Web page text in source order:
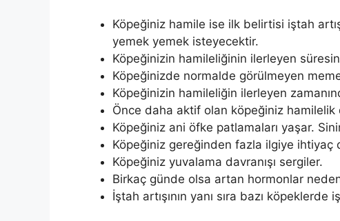
Köpeğiniz hamile ise ilk belirtisi iştah
yemek yemek isteyecektir.
Köpeğinizin hamileliğinin ilerleyen
Köpeğinizde normalde görülmeyen
Köpeğinizin hamileliğin ilerleyen
Önce daha aktif olan köpeğiniz
Köpeğiniz ani öfke patlamaları yaşar.
Köpeğiniz gereğinden fazla ilgiye ihtiyaç
Köpeğiniz yuvalama davranışı sergiler.
Birkaç günde olsa artan hormonlar
İştah artışının yanı sıra bazı köpeklerde